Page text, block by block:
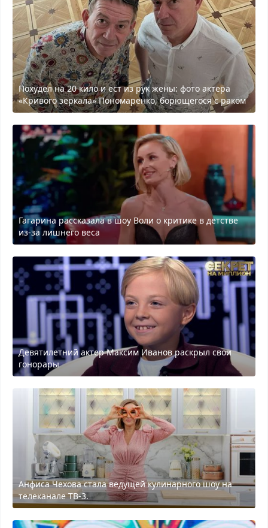
Похудел на 20 кило и ест из рук жены: фото актера
«Кривого зеркала» Пономаренко, борющегося с раком
Гагарина рассказала в шоу Воли о критике в детстве
из-за лишнего веса
Девятилетний актер Максим Иванов раскрыл свои
гонорары
Анфиса Чехова стала ведущей кулинарного шоу на
телеканале ТВ-3.